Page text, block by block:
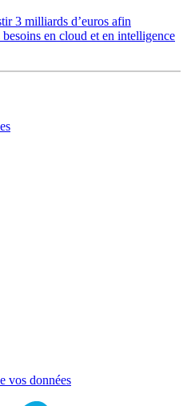
3 milliards d’euros afin
en cloud et en intelligence
vos données